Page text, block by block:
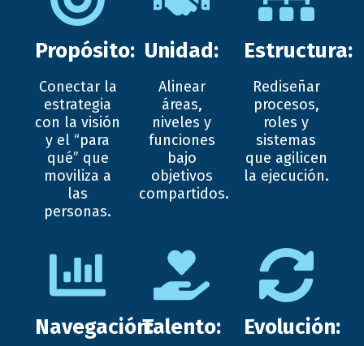
Propósito:
Conectar la
estrategia
con la visión
y el “para
qué” que
moviliza a
las
personas.
Unidad:
Alinear
áreas,
niveles y
funciones
bajo
objetivos
compartidos.
Estructura:
Rediseñar
procesos,
roles y
sistemas
que agilicen
la ejecución.
Navegación:Talento: Evolución: